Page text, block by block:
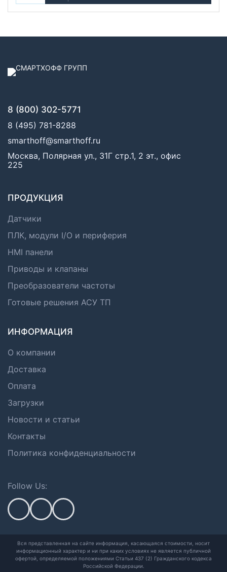
8 (800) 302-5771
8 (495) 781-8288
smarthoff@smarthoff.ru
Москва, Полярная ул., 31Г стр.1, 2 эт., офис
225
ПРОДУКЦИЯ
Датчики
ПЛК, модули I/O и периферия
HMI панели
Приводы и клапаны
Преобразователи частоты
Готовые решения АСУ ТП
ИНФОРМАЦИЯ
О компании
Доставка
Оплата
Загрузки
Новости и статьи
Контакты
Политика конфиденциальности
Follow Us:
Вся представленная на сайте информация, касающаяся стоимости, носит
информационный характер и ни при каких условиях не является публичной
офертой, определяемой положениями Статьи 437 (2) Гражданского кодекса
Российской Федерации.